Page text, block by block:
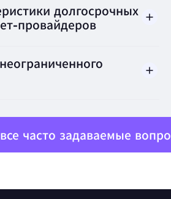
мошенничество,
долгосрочных
провайдеров
часто задаваемые